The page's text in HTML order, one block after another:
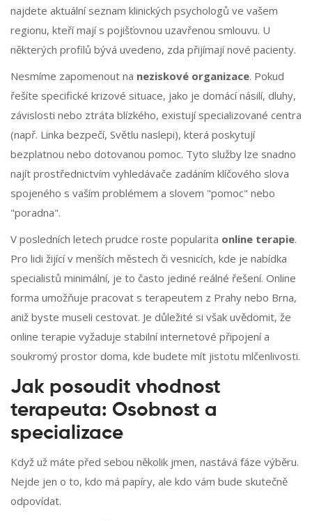
najdete aktuální seznam klinických psychologů ve vašem
regionu, kteří mají s pojišťovnou uzavřenou smlouvu. U
některých profilů bývá uvedeno, zda přijímají nové pacienty.
Nesmíme zapomenout na neziskové organizace. Pokud
řešíte specifické krizové situace, jako je domácí násilí, dluhy,
závislosti nebo ztráta blízkého, existují specializované centra
(např. Linka bezpečí, Světlu naslepi), která poskytují
bezplatnou nebo dotovanou pomoc. Tyto služby lze snadno
najít prostřednictvím vyhledávače zadáním klíčového slova
spojeného s vaším problémem a slovem "pomoc" nebo
"poradna".
V posledních letech prudce roste popularita online terapie.
Pro lidi žijící v menších městech či vesnicích, kde je nabídka
specialistů minimální, je to často jediné reálné řešení. Online
forma umožňuje pracovat s terapeutem z Prahy nebo Brna,
aniž byste museli cestovat. Je důležité si však uvědomit, že
online terapie vyžaduje stabilní internetové připojení a
soukromý prostor doma, kde budete mít jistotu mlčenlivosti.
Jak posoudit vhodnost
terapeuta: Osobnost a
specializace
Když už máte před sebou několik jmen, nastává fáze výběru.
Nejde jen o to, kdo má papíry, ale kdo vám bude skutečně
odpovídat.